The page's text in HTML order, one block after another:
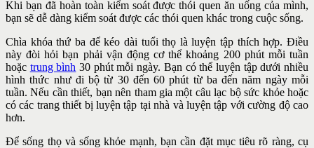
Khi bạn đã hoàn toàn kiểm soát được thói quen ăn uống của mình,
bạn sẽ dễ dàng kiểm soát được các thói quen khác trong cuộc sống.
Chìa khóa thứ ba để kéo dài tuổi thọ là luyện tập thích hợp. Điều
này đòi hỏi bạn phải vận động cơ thể khoảng 200 phút mỗi tuần
hoặc trung bình 30 phút mỗi ngày. Bạn có thể luyện tập dưới nhiều
hình thức như đi bộ từ 30 đến 60 phút từ ba đến năm ngày mỗi
tuần. Nếu cần thiết, bạn nên tham gia một câu lạc bộ sức khỏe hoặc
có các trang thiết bị luyện tập tại nhà và luyện tập với cường độ cao
hơn.
Để sống thọ và sống khỏe mạnh, bạn cần đặt mục tiêu rõ ràng, cụ